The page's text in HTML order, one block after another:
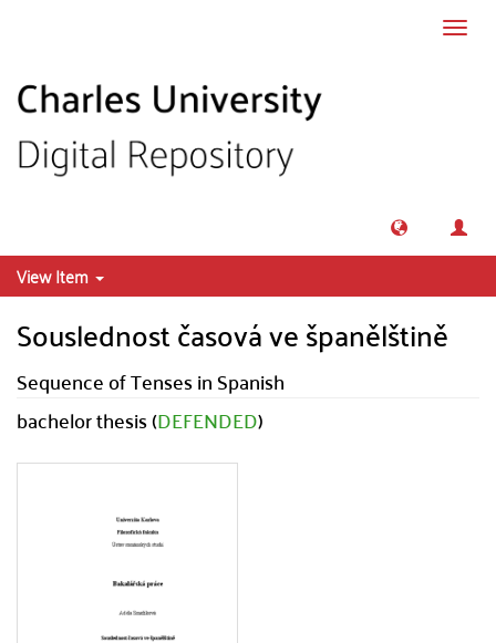
View Item
Souslednost časová ve španělštině
Sequence of Tenses in Spanish
bachelor thesis (DEFENDED)